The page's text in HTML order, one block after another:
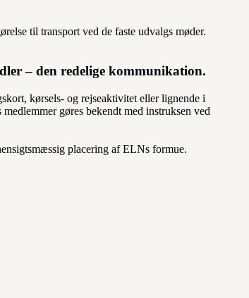
til transport ved de faste udvalgs møder.
– den redelige kommunikation.
kørsels- og rejseaktivitet eller lignende i
gøres bekendt med instruksen ved
placering af ELNs formue.